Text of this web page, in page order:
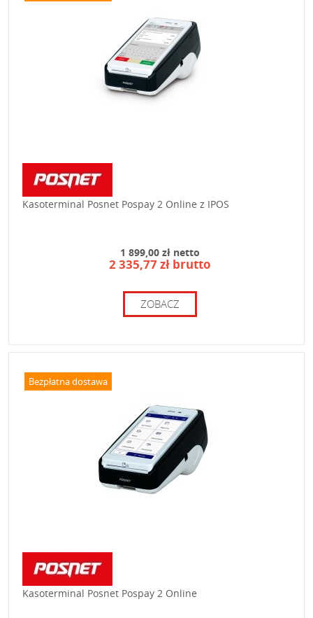
Kasoterminal Posnet Pospay 2 Online z IPOS
1 899,00 zł netto
2 335,77 zł brutto
ZOBACZ
Bezpłatna dostawa
Kasoterminal Posnet Pospay 2 Online